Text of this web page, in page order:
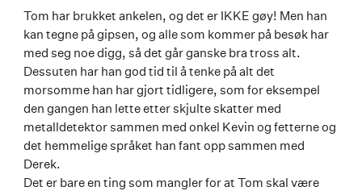
Tom har brukket ankelen, og det er IKKE gøy! Men han
kan tegne på gipsen, og alle som kommer på besøk har
med seg noe digg, så det går ganske bra tross alt.
Dessuten har han god tid til å tenke på alt det
morsomme han har gjort tidligere, som for eksempel
den gangen han lette etter skjulte skatter med
metalldetektor sammen med onkel Kevin og fetterne og
det hemmelige språket han fant opp sammen med
Derek.
Det er bare en ting som mangler for at Tom skal være